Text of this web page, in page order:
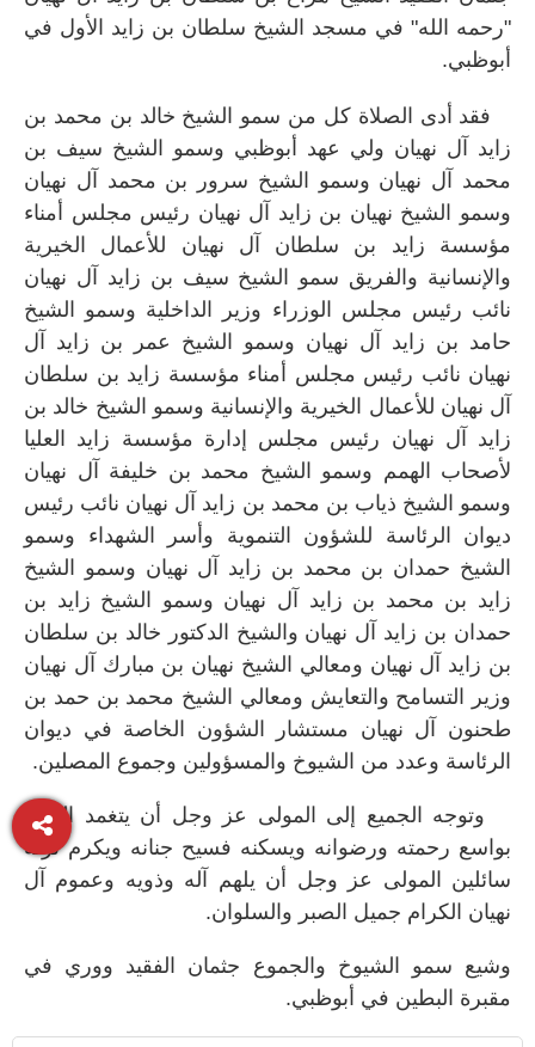
"رحمه الله" في مسجد الشيخ سلطان بن زايد الأول في
أبوظبي.
فقد أدى الصلاة كل من سمو الشيخ خالد بن محمد بن
زايد آل نهيان ولي عهد أبوظبي وسمو الشيخ سيف بن
محمد آل نهيان وسمو الشيخ سرور بن محمد آل نهيان
وسمو الشيخ نهيان بن زايد آل نهيان رئيس مجلس أمناء
مؤسسة زايد بن سلطان آل نهيان للأعمال الخيرية
والإنسانية والفريق سمو الشيخ سيف بن زايد آل نهيان
نائب رئيس مجلس الوزراء وزير الداخلية وسمو الشيخ
حامد بن زايد آل نهيان وسمو الشيخ عمر بن زايد آل
نهيان نائب رئيس مجلس أمناء مؤسسة زايد بن سلطان
آل نهيان للأعمال الخيرية والإنسانية وسمو الشيخ خالد بن
زايد آل نهيان رئيس مجلس إدارة مؤسسة زايد العليا
لأصحاب الهمم وسمو الشيخ محمد بن خليفة آل نهيان
وسمو الشيخ ذياب بن محمد بن زايد آل نهيان نائب رئيس
ديوان الرئاسة للشؤون التنموية وأسر الشهداء وسمو
الشيخ حمدان بن محمد بن زايد آل نهيان وسمو الشيخ
زايد بن محمد بن زايد آل نهيان وسمو الشيخ زايد بن
حمدان بن زايد آل نهيان والشيخ الدكتور خالد بن سلطان
بن زايد آل نهيان ومعالي الشيخ نهيان بن مبارك آل نهيان
وزير التسامح والتعايش ومعالي الشيخ محمد بن حمد بن
طحنون آل نهيان مستشار الشؤون الخاصة في ديوان
الرئاسة وعدد من الشيوخ والمسؤولين وجموع المصلين.
وتوجه الجميع إلى المولى عز وجل أن يتغمد الفقيد
بواسع رحمته ورضوانه ويسكنه فسيح جنانه ويكرم نزله
سائلين المولى عز وجل أن يلهم آله وذويه وعموم آل
نهيان الكرام جميل الصبر والسلوان.
وشيع سمو الشيوخ والجموع جثمان الفقيد ووري في
مقبرة البطين في أبوظبي.